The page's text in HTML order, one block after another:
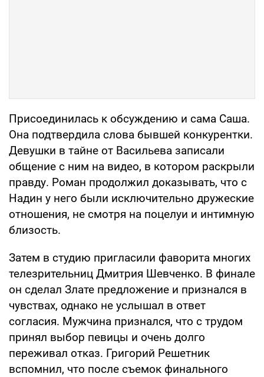
Присоединилась к обсуждению и сама Саша.
Она подтвердила слова бывшей конкурентки.
Девушки в тайне от Васильева записали
общение с ним на видео, в котором раскрыли
правду. Роман продолжил доказывать, что с
Надин у него были исключительно дружеские
отношения, не смотря на поцелуи и интимную
близость.
Затем в студию пригласили фаворита многих
телезрительниц Дмитрия Шевченко. В финале
он сделал Злате предложение и признался в
чувствах, однако не услышал в ответ
согласия. Мужчина признался, что с трудом
принял выбор певицы и очень долго
переживал отказ. Григорий Решетник
вспомнил, что после съемок финального